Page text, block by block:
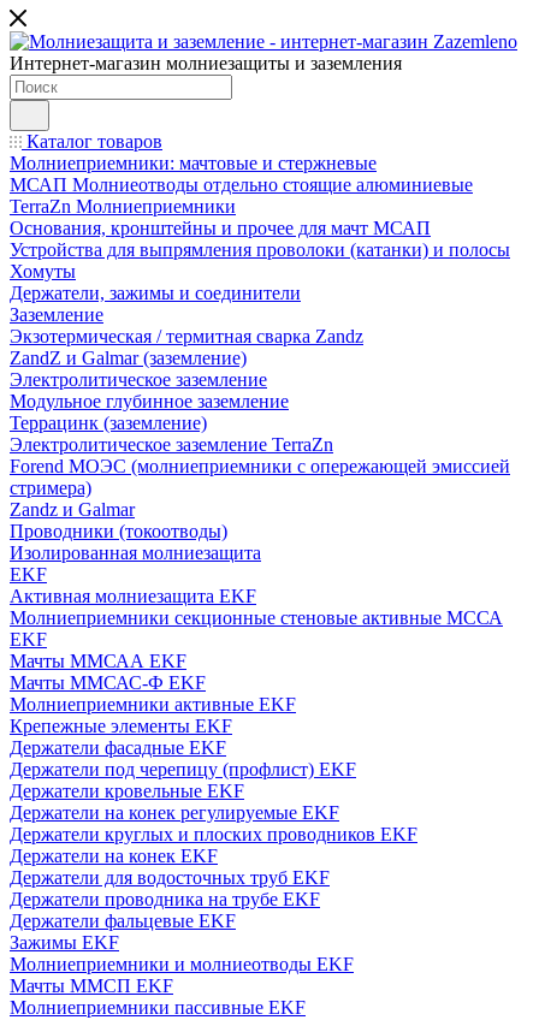
Интернет-магазин молниезащиты и заземления
Каталог товаров
Молниеприемники: мачтовые и стержневые
МСАП Молниеотводы отдельно стоящие алюминиевые
TerraZn Молниеприемники
Основания, кронштейны и прочее для мачт МСАП
Устройства для выпрямления проволоки (катанки) и полосы
Хомуты
Держатели, зажимы и соединители
Заземление
Экзотермическая / термитная сварка Zandz
ZandZ и Galmar (заземление)
Электролитическое заземление
Модульное глубинное заземление
Террацинк (заземление)
Электролитическое заземление TerraZn
Forend МОЭС (молниеприемники с опережающей эмиссией
стримера)
Zandz и Galmar
Проводники (токоотводы)
Изолированная молниезащита
EKF
Активная молниезащита EKF
Молниеприемники секционные стеновые активные МССА
EKF
Мачты ММСАА EKF
Мачты ММСАС-Ф EKF
Молниеприемники активные EKF
Крепежные элементы EKF
Держатели фасадные EKF
Держатели под черепицу (профлист) EKF
Держатели кровельные EKF
Держатели на конек регулируемые EKF
Держатели круглых и плоских проводников EKF
Держатели на конек EKF
Держатели для водосточных труб EKF
Держатели проводника на трубе EKF
Держатели фальцевые EKF
Зажимы EKF
Молниеприемники и молниеотводы EKF
Мачты ММСП EKF
Молниеприемники пассивные EKF